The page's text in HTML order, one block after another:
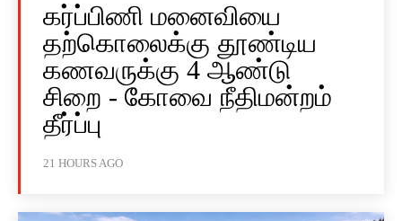
கர்ப்பிணி மனைவியை
தற்கொலைக்கு தூண்டிய
கணவருக்கு 4 ஆண்டு
சிறை - கோவை நீதிமன்றம்
தீர்ப்பு
21 HOURS AGO